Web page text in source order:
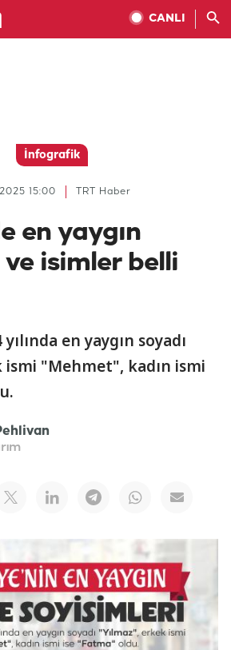
CANLI
İnfografik
TRT Haber
15:00
en yaygın
ve isimler belli
en yaygın soyadı
ismi "Mehmet", kadın ismi